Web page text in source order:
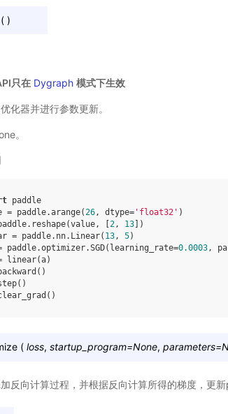
( )
只在 Dygraph 模式下生效
化器并进行参数更新。
。
paddle
= paddle.arange(26, dtype= 'float32' )
. reshape(value, 2, 13 ])
= paddle. nn. Linear( 13, 5)
paddle.optimizer.SGD( learning_rate=0.0003,
linear(a)
()
()
()
( loss, startup_program=None, parameters=
反向计算过程，并根据反向计算所得的梯度，更